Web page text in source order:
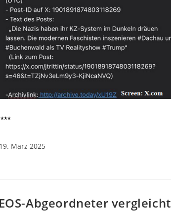
19. März 2025
Abgeordneter